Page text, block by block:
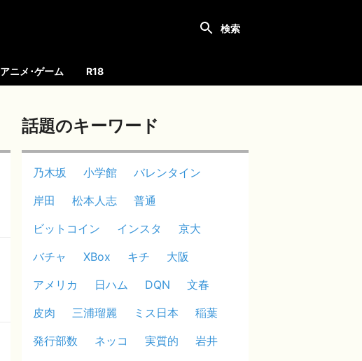
アニメ･ゲーム R18
話題のキーワード
乃木坂 小学館
バレンタイン
岸田
松本人志
普通
ビットコイン
インスタ
京大
バチャ
XBox キチ
大阪
アメリカ
日ハム DQN
文春
皮肉
三浦瑠麗 ミス日本
稲葉
発行部数
ネッコ 実質的
岩井